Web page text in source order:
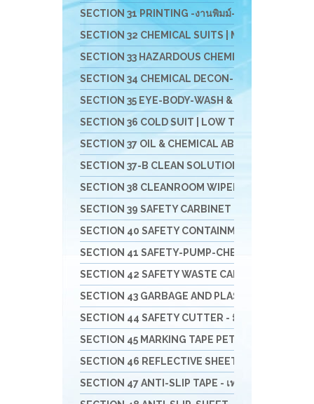
SECTION 31 PRINTING -งานพิมม์-สกรีน-ผ้า-ภาพ
SECTION 32 CHEMICAL SUITS | MEDICAL-
SECTION 33 HAZARDOUS CHEMICAL SUITS
SECTION 34 CHEMICAL DECON-ชุดชำระสารเคมี
SECTION 35 EYE-BODY-WASH & DRAIN &
SECTION 36 COLD SUIT | LOW TEMP |
SECTION 37 OIL & CHEMICAL ABSORBENT - วั
SECTION 37-B CLEAN SOLUTION-น้ำยาล้างทำคว
SECTION 38 CLEANROOM WIPER - วัสดุเช็ดไวเปอร์
SECTION 39 SAFETY CARBINET - ตู้เก็บสารเคมีแล
SECTION 40 SAFETY CONTAINMENT - ถาดรอง -
SECTION 41 SAFETY-PUMP-CHEMICAL - ปั๊มมือ
SECTION 42 SAFETY WASTE CAN - ถังขยะ-ที่เขี่
SECTION 43 GARBAGE AND PLASTIC - ถังพลาสติ
SECTION 44 SAFETY CUTTER - มีดคัทเตอร์นิรภัย
SECTION 45 MARKING TAPE PET/PVC- เทปตีเส้น -
SECTION 46 REFLECTIVE SHEETING & TAPE
SECTION 47 ANTI-SLIP TAPE - เทปป้องกันการลื่น